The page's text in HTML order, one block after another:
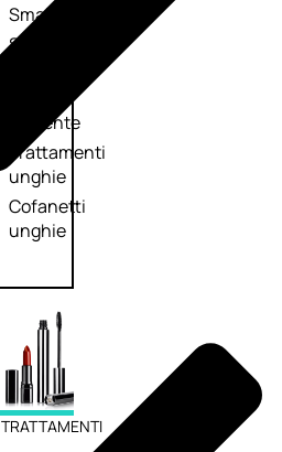
Smalto
Smalto
Solvente
Trattamenti
unghie
Cofanetti
unghie
TRATTAMENTI